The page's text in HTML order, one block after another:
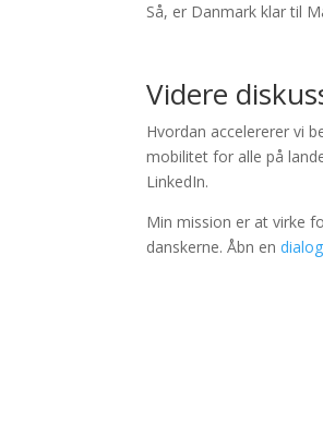
Så, er Danmark klar til
Videre
Hvordan accelererer vi
mobilitet for alle på
LinkedIn.
Min mission er at virke
danskerne. Åbn en